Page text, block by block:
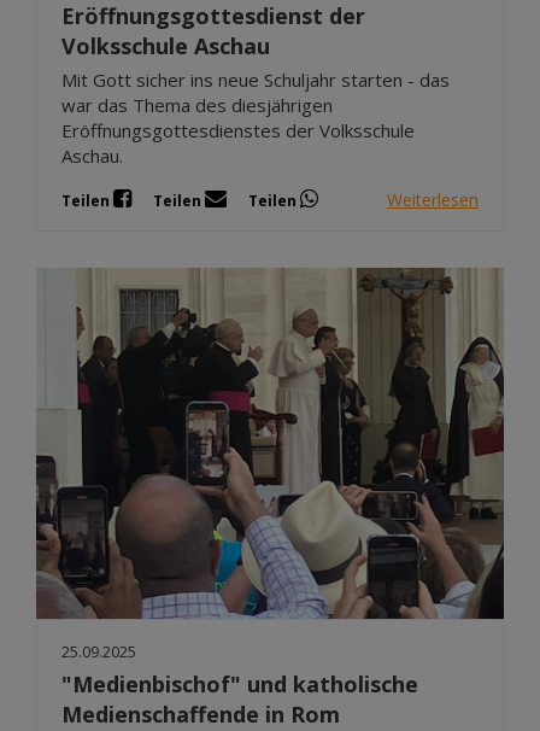
Eröffnungsgottesdienst der
Volksschule Aschau
Mit Gott sicher ins neue Schuljahr starten - das
war das Thema des diesjährigen
Eröffnungsgottesdienstes der Volksschule
Aschau.
Teilen Teilen Teilen Weiterlesen
25.09.2025
"Medienbischof" und katholische
Medienschaffende in Rom